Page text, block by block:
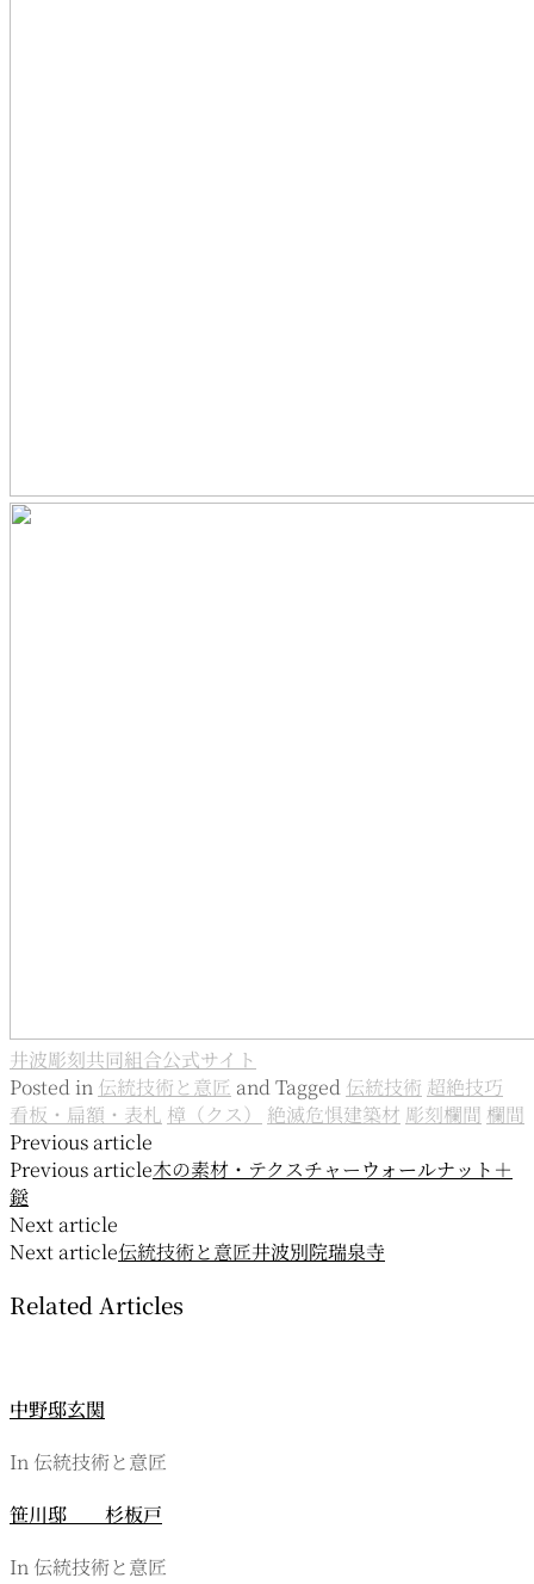
井波彫刻共同組合公式サイト
Posted in 伝統技術と意匠 andTagged 伝統技術 超絶技巧
看板・扁額・表札 樟（クス） 絶滅危惧建築材 彫刻欄間 欄間
投
稿
ナ
ビ
ゲ
シ
ン
Previous article
Previous article木の素材・テクスチャーウォールナット＋
鎹
Next article
Next article伝統技術と意匠井波別院瑞泉寺
Related Articles
中野邸玄関
In 伝統技術と意匠
笹川邸 杉板戸
In 伝統技術と意匠